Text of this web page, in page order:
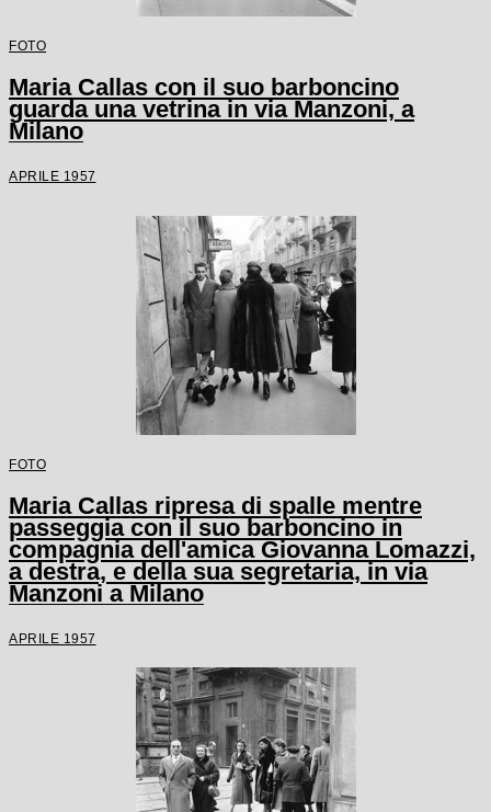
FOTO
Maria Callas con il suo barboncino
guarda una vetrina in via Manzoni, a
Milano
APRILE 1957
FOTO
Maria Callas ripresa di spalle mentre
passeggia con il suo barboncino in
compagnia dell'amica Giovanna Lomazzi,
a destra, e della sua segretaria, in via
Manzoni a Milano
APRILE 1957